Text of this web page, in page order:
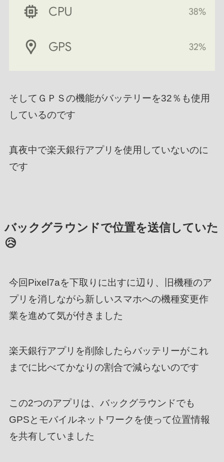
そしてＧＰＳの機能がバッテリーを32％も使用
しているのです
真夜中で楽天銀行アプリを使用していないのに
です
バックグラウンドで位置を送信していた
😥
今回Pixel7aを下取りに出すに辺り、旧機種のア
プリを消しながら新しいスマホへの機種変更作
業を進めて気が付きました
楽天銀行アプリを削除したらバッテリーがこれ
までに比べてかなりの割合で減らないのです
この2つのアプリは、バックグラウンドでも
GPSとモバイルネットワークを使って位置情報
を共有していました